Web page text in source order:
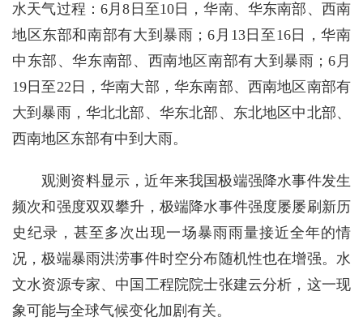
水天气过程：6月8日至10日，华南、华东南部、西南
地区东部和南部有大到暴雨；6月13日至16日，华南
中东部、华东南部、西南地区南部有大到暴雨；6月
19日至22日，华南大部，华东南部、西南地区南部有
大到暴雨，华北北部、华东北部、东北地区中北部、
西南地区东部有中到大雨。
观测资料显示，近年来我国极端强降水事件发生
频次和强度双双攀升，极端降水事件强度屡屡刷新历
史纪录，甚至多次出现一场暴雨雨量接近全年的情
况，极端暴雨洪涝事件时空分布随机性也在增强。水
文水资源专家、中国工程院院士张建云分析，这一现
象可能与全球气候变化加剧有关。